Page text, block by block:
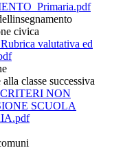
civica
valutativa ed
classe successiva
NON
SCUOLA